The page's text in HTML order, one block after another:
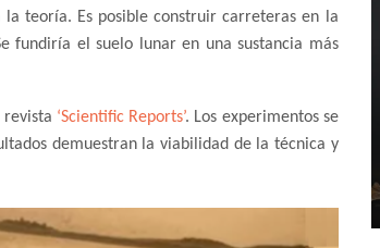
teoría. Es posible construir carreteras en la
fundiría el suelo lunar en una sustancia más
revista ‘Scientific Reports’. Los experimentos se
demuestran la viabilidad de la técnica y